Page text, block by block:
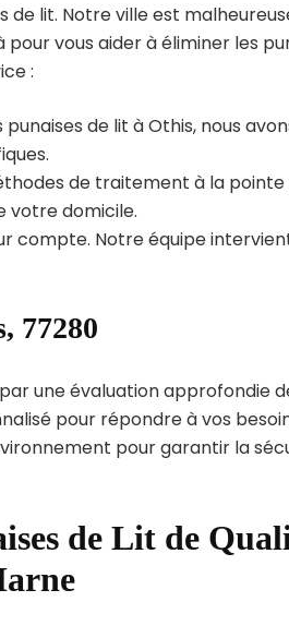
de lit. Notre ville est
vous aider à éliminer les
:
de lit à Othis, nous
de traitement à la pointe
votre domicile.
compte. Notre équipe
77280
une évaluation approfondie
pour répondre à vos
pour garantir la
de Lit de